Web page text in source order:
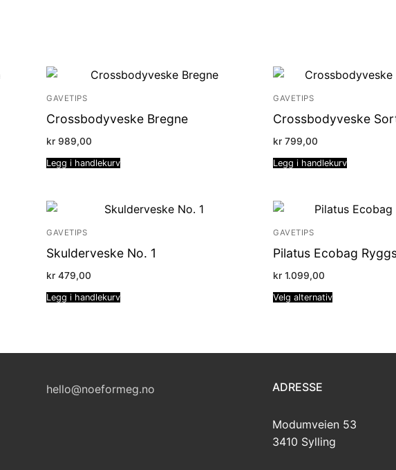
GAVETIPS
Crossbodyveske Bregne
kr 989,00
Legg i handlekurv
GAVETIPS
Crossbodyveske
kr 799,00
Legg i handlekurv
GAVETIPS
Skulderveske No. 1
kr 479,00
Legg i handlekurv
GAVETIPS
Pilatus Ecobag
kr 1.099,00
Velg alternativ
hello@noeformeg.no ADRESSE
Modumveien 53
3410 Sylling